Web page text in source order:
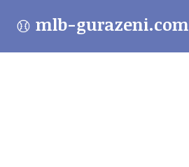
mlb-gurazeni.com